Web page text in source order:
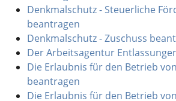
Denkmalschutz - Steuerliche
beantragen
Denkmalschutz - Zuschuss
Der Arbeitsagentur
Die Erlaubnis für den Betrieb
beantragen
Die Erlaubnis für den Betrieb